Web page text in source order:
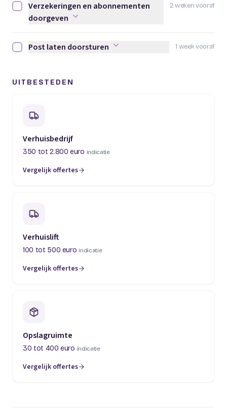
2 weken vooraf
Verzekeringen en abonnementen doorgeven afvinken
Verzekeringen en abonnementen
doorgeven
1 week vooraf
Post laten doorsturen afvinken
Post laten doorsturen
UITBESTEDEN
Verhuisbedrijf
350 tot 2.800 euro indicatie
Vergelijk offertes
(opent in een nieuw tabblad)
Verhuislift
100 tot 500 euro indicatie
Vergelijk offertes
(opent in een nieuw tabblad)
Opslagruimte
30 tot 400 euro indicatie
Vergelijk offertes
(opent in een nieuw tabblad)